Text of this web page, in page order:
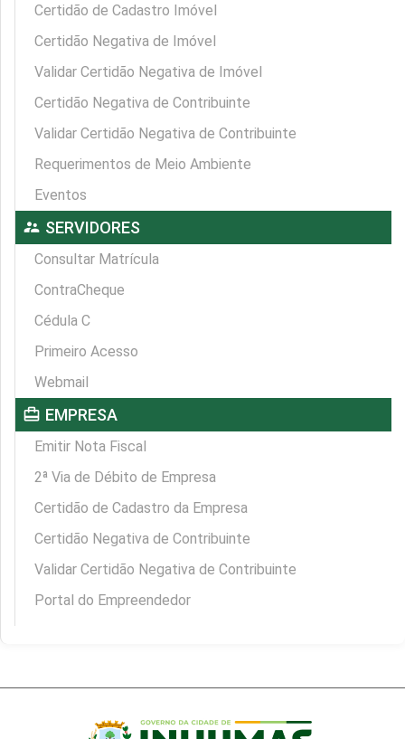
Certidão de Cadastro Imóvel
Certidão Negativa de Imóvel
Validar Certidão Negativa de Imóvel
Certidão Negativa de Contribuinte
Validar Certidão Negativa de Contribuinte
Requerimentos de Meio Ambiente
Eventos
supervisor_account SERVIDORES
Consultar Matrícula
ContraCheque
Cédula C
Primeiro Acesso
Webmail
card_travel EMPRESA
Emitir Nota Fiscal
2ª Via de Débito de Empresa
Certidão de Cadastro da Empresa
Certidão Negativa de Contribuinte
Validar Certidão Negativa de Contribuinte
Portal do Empreendedor